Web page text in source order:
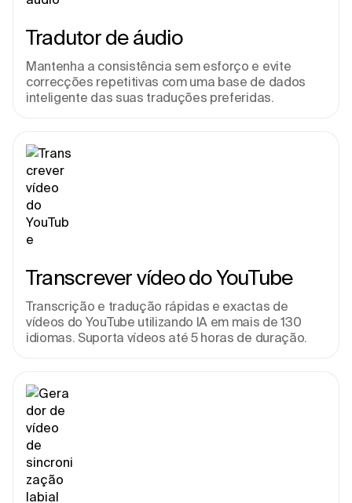
Tradutor de áudio
Mantenha a consistência sem esforço e evite
correcções repetitivas com uma base de dados
inteligente das suas traduções preferidas.
Transcrever vídeo do YouTube
Transcrição e tradução rápidas e exactas de
vídeos do YouTube utilizando IA em mais de 130
idiomas. Suporta vídeos até 5 horas de duração.